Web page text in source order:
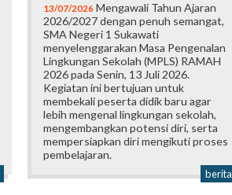
13/07/2026 Mengawali Tahun Ajaran
2026/2027 dengan penuh semangat,
SMA Negeri 1 Sukawati
menyelenggarakan Masa Pengenalan
Lingkungan Sekolah (MPLS) RAMAH
2026 pada Senin, 13 Juli 2026.
Kegiatan ini bertujuan untuk
membekali peserta didik baru agar
lebih mengenal lingkungan sekolah,
mengembangkan potensi diri, serta
mempersiapkan diri mengikuti proses
pembelajaran.
berita